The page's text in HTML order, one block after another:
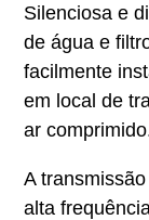
Silenciosa e
de água e
facilmente
em local de
ar
A
alta